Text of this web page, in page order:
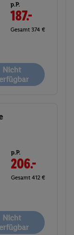
p.P.
187.-
Gesamt 374 €
Nicht
p.P.
206.-
Gesamt 412 €
Nicht